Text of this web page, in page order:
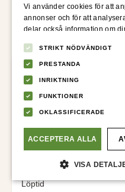
uppläggningsavgift, 2 435 kr i
kr i aviavgifter ger en effektiv
återbetala är 27 412 kr.
Effektiv ränta
Löptid
Vi använder cookies för att
annonser och för att
delar också information om
analyspartners som kan
annan information som du
dem eller som de har samlat
användning av deras tjänster.
Integritetspolicy
STRIKT NÖDVÄNDIGT
PRESTANDA
INRIKTNING
FUNKTIONER
OKLASSIFICERADE
ACCEPTERA ALLA
VISA